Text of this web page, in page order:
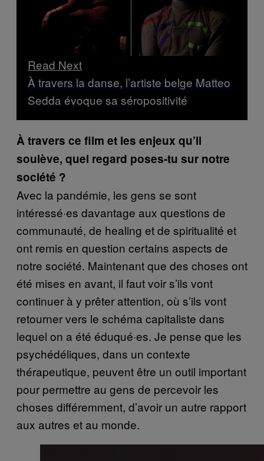
Read Next
À travers la danse, l’artiste belge Matteo
Sedda évoque sa séropositivité
À travers ce film et les enjeux qu’il
soulève, quel regard poses-tu sur notre
société ?
Avec la pandémie, les gens se sont
intéressé·es davantage aux questions de
communauté, de healing et de spiritualité et
ont remis en question certains aspects de
notre société. Maintenant que des choses ont
été mises en avant, il faut voir s’ils vont
continuer à y prêter attention, où s’ils vont
retourner vers le schéma capitaliste dans
lequel on a été éduqué·es. Je pense que les
psychédéliques, dans un contexte
thérapeutique, peuvent être un outil important
pour permettre au gens de percevoir les
choses différemment, d’avoir un autre rapport
aux autres et au monde.